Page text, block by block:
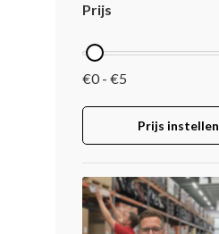
Prijs
€0 - €5
Prijs instellen